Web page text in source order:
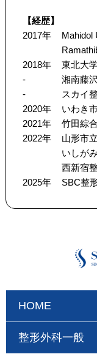
【経歴】
2017年
Mahidol
2018年
東北大
-
湘南藤
-
スカイ
2020年
いわき
2021年
竹田綜
2022年
山形市
いしが
西新宿
2025年
SBC整
HOME
整形外科一般